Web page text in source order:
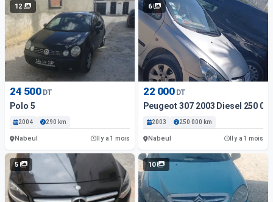
12
24 500 DT
Polo 5
2004 290 km
Nabeul Il y a 1 mois
6
22 000 DT
Peugeot 307 2003 Diesel 250
2003 250 000 km
Nabeul Il y a 1 mois
5 10